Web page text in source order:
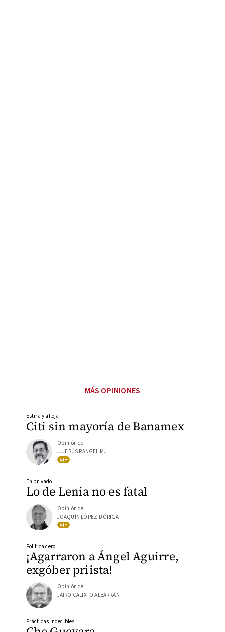
MÁS OPINIONES
Citi sin mayoría de Banamex
Estira y afloja
Opinión de
J. JESÚS RANGEL M.
Lo de Lenia no es fatal
En privado
Opinión de
JOAQUÍN LÓPEZ-DÓRIGA
¡Agarraron a Ángel Aguirre,
exgóber priista!
Política cero
Opinión de
JAIRO CALIXTO ALBARRÁN
Prácticas Indecibles